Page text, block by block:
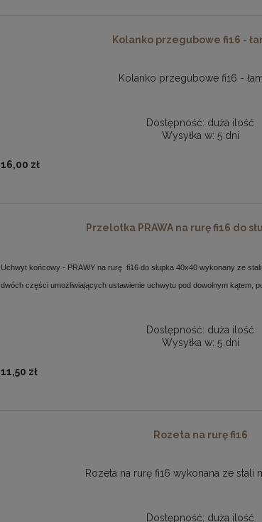
Kolanko przegubowe fi16 -
Kolanko przegubowe fi16 -
Dostępność: duża ilość
Wysyłka w: 5 dni
16,00 zł
Przelotka PRAWA na rurę fi16 do
Uchwyt końcowy - PRAWY na rurę fi16 do słupka 40x40 wykonany ze
dwóch części umożliwiających ustawienie uchwytu pod dowolnym kątem,
Dostępność: duża ilość
Wysyłka w: 5 dni
11,50 zł
Rozeta na rurę fi16
Rozeta na rurę fi16 wykonana ze stali
Dostępność: duża ilość